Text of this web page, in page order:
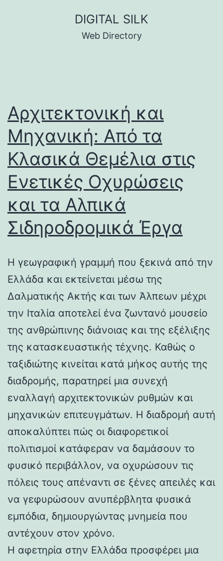
DIGITAL SILK
Web Directory
Αρχιτεκτονική και
Μηχανική: Από τα
Κλασικά Θεμέλια στις
Ενετικές Οχυρώσεις
και τα Αλπικά
Σιδηροδρομικά Έργα
Η γεωγραφική γραμμή που ξεκινά από την
Ελλάδα και εκτείνεται μέσω της
Δαλματικής Ακτής και των Άλπεων μέχρι
την Ιταλία αποτελεί ένα ζωντανό μουσείο
της ανθρώπινης διάνοιας και της εξέλιξης
της κατασκευαστικής τέχνης. Καθώς ο
ταξιδιώτης κινείται κατά μήκος αυτής της
διαδρομής, παρατηρεί μια συνεχή
εναλλαγή αρχιτεκτονικών ρυθμών και
μηχανικών επιτευγμάτων. Η διαδρομή αυτή
αποκαλύπτει πώς οι διαφορετικοί
πολιτισμοί κατάφεραν να δαμάσουν το
φυσικό περιβάλλον, να οχυρώσουν τις
πόλεις τους απέναντι σε ξένες απειλές και
να γεφυρώσουν ανυπέρβλητα φυσικά
εμπόδια, δημιουργώντας μνημεία που
αντέχουν στον χρόνο.
Η αφετηρία στην Ελλάδα προσφέρει μια